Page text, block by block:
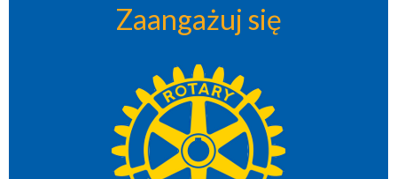
Zaangażuj się